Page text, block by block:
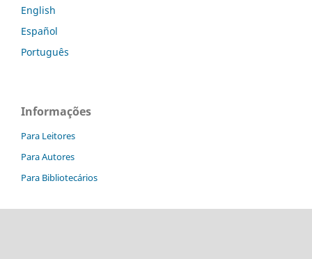
English
Español
Português
Informações
Para Leitores
Para Autores
Para Bibliotecários